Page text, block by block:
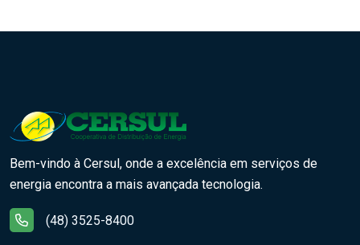
Bem-vindo à Cersul, onde a excelência em serviços de
energia encontra a mais avançada tecnologia.
(48) 3525-8400